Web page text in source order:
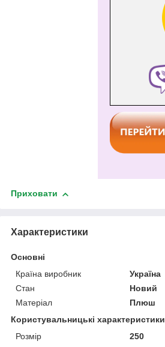
Приховати
Характеристики
Основні
Країна виробник
Україна
Стан
Новий
Матеріал
Плюш
Користувальницькі характеристики
Розмір
250